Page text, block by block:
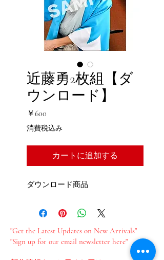
近藤勇2枚組【ダ
ウンロード】
￥600
格
消費税込み
カートに追加する
ダウンロード商品
"Get the Latest Updates on New Arrivals"
"Sign up for our email newsletter here"